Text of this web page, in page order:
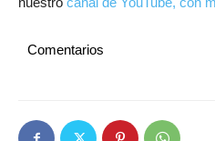
Comentarios